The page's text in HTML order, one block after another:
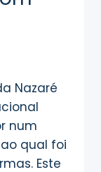
Nazaré
num
qual foi
Este